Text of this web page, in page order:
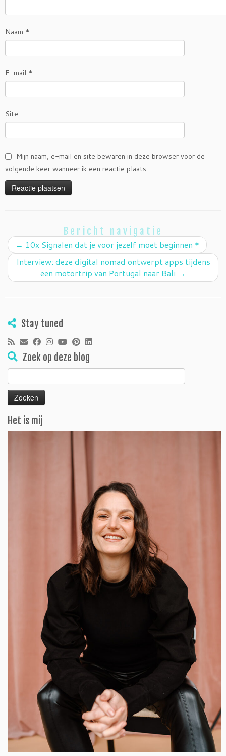
Naam *
E-mail *
Site
Mijn naam, e-mail en site bewaren in deze browser voor de
volgende keer wanneer ik een reactie plaats.
Bericht navigatie
← 10x Signalen dat je voor jezelf moet beginnen *
Interview: deze digital nomad ontwerpt apps tijdens
een motortrip van Portugal naar Bali →
Stay tuned
Zoek op deze blog
Zoeken
naar:
Het is mij